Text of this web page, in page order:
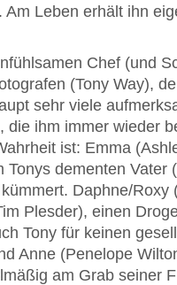
Am Leben erhält ihn
Chef (und
(Tony Way),
sehr viele
die ihm immer wieder
ist: Emma
dementen Vater
Daphne/Roxy
Plesder), einen
Tony für keinen
Anne (Penelope
am Grab seiner